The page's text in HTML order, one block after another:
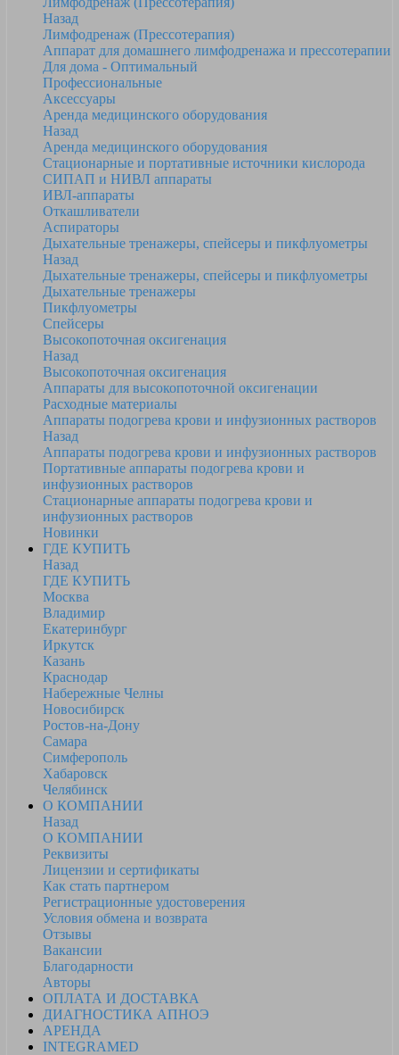
Назад
Лимфодренаж (Прессотерапия)
Аппарат для домашнего лимфодренажа и прессотерапии
Для дома - Оптимальный
Профессиональные
Аксессуары
Аренда медицинского оборудования
Назад
Аренда медицинского оборудования
Стационарные и портативные источники кислорода
СИПАП и НИВЛ аппараты
ИВЛ-аппараты
Откашливатели
Аспираторы
Дыхательные тренажеры, спейсеры и пикфлуометры
Назад
Дыхательные тренажеры, спейсеры и пикфлуометры
Дыхательные тренажеры
Пикфлуометры
Спейсеры
Высокопоточная оксигенация
Назад
Высокопоточная оксигенация
Аппараты для высокопоточной оксигенации
Расходные материалы
Аппараты подогрева крови и инфузионных растворов
Назад
Аппараты подогрева крови и инфузионных растворов
Портативные аппараты подогрева крови и
инфузионных растворов
Стационарные аппараты подогрева крови и
инфузионных растворов
Новинки
ГДЕ КУПИТЬ
Назад
ГДЕ КУПИТЬ
Москва
Владимир
Екатеринбург
Иркутск
Казань
Краснодар
Набережные Челны
Новосибирск
Ростов-на-Дону
Самара
Симферополь
Хабаровск
Челябинск
О КОМПАНИИ
Назад
О КОМПАНИИ
Реквизиты
Лицензии и сертификаты
Как стать партнером
Регистрационные удостоверения
Условия обмена и возврата
Отзывы
Вакансии
Благодарности
Авторы
ОПЛАТА И ДОСТАВКА
ДИАГНОСТИКА АПНОЭ
АРЕНДА
INTEGRAMED